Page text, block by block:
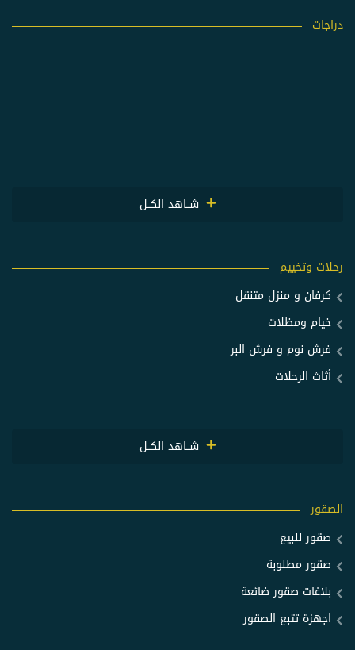
دراجات
شــاهد الكــل
رحلات وتخييم
كرفان و منزل متنقل
خيام ومظلات
فرش نوم و فرش البر
أثاث الرحلات
شــاهد الكــل
الصقور
صقور للبيع
صقور مطلوبة
بلاغات صقور ضائعة
اجهزة تتبع الصقور